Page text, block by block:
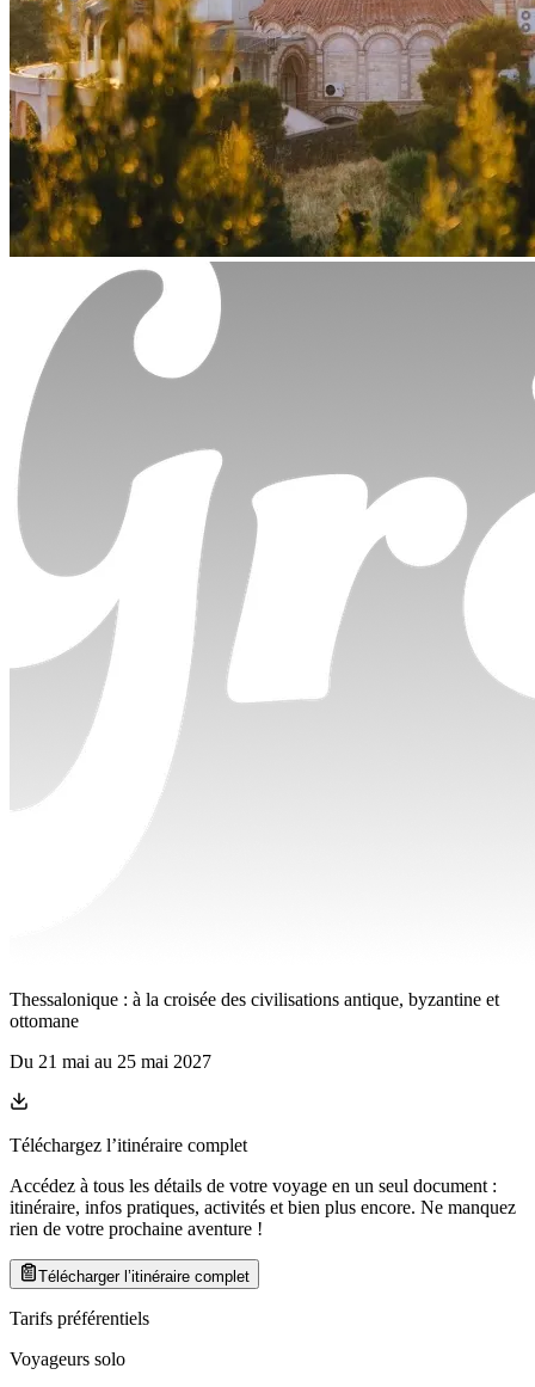
Thessalonique : à la croisée des civilisations antique, byzantine et
ottomane
Du 21 mai au 25 mai 2027
Téléchargez l’itinéraire complet
Accédez à tous les détails de votre voyage en un seul document :
itinéraire, infos pratiques, activités et bien plus encore. Ne manquez
rien de votre prochaine aventure !
Télécharger l’itinéraire complet
Tarifs préférentiels
Voyageurs solo